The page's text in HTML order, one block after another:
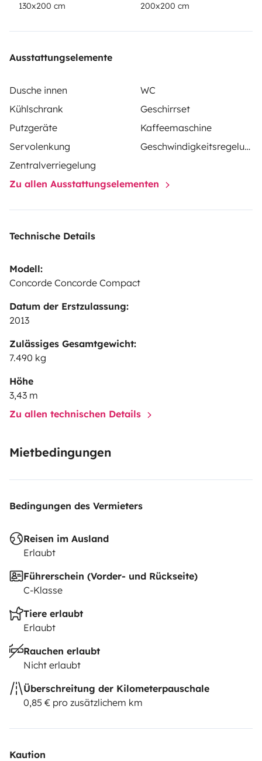
130x200 cm
200x200 cm
Ausstattungselemente
Dusche innen
WC
Kühlschrank
Geschirrset
Putzgeräte
Kaffeemaschine
Servolenkung
Geschwindigkeitsregelung
Zentralverriegelung
Zu allen Ausstattungselementen
Technische Details
Modell:
Concorde Concorde Compact
Datum der Erstzulassung:
2013
Zulässiges Gesamtgewicht:
7.490 kg
Höhe
3,43 m
Zu allen technischen Details
Mietbedingungen
Bedingungen des Vermieters
Reisen im Ausland
Erlaubt
Führerschein (Vorder- und Rückseite)
C-Klasse
Tiere erlaubt
Erlaubt
Rauchen erlaubt
Nicht erlaubt
Überschreitung der Kilometerpauschale
0,85 € pro zusätzlichem km
Kaution